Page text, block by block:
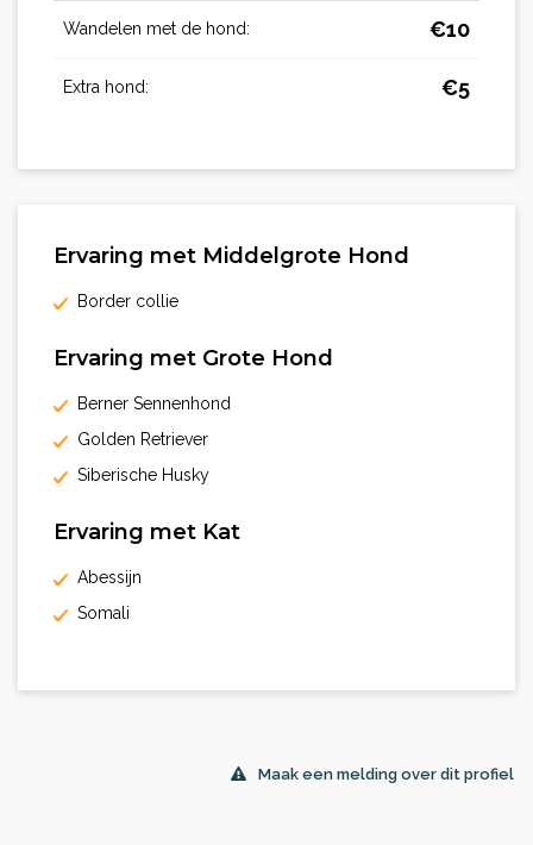
Wandelen met de hond: €10
Extra hond: €5
Ervaring met Middelgrote Hond
Border collie
Ervaring met Grote Hond
Berner Sennenhond
Golden Retriever
Siberische Husky
Ervaring met Kat
Abessijn
Somali
Maak een melding over dit profiel